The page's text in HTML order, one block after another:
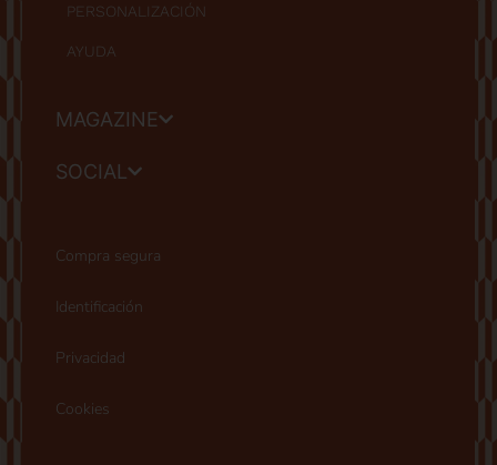
PERSONALIZACIÓN
AYUDA
MAGAZINE
SOCIAL
Compra segura
Identificación
Privacidad
Cookies